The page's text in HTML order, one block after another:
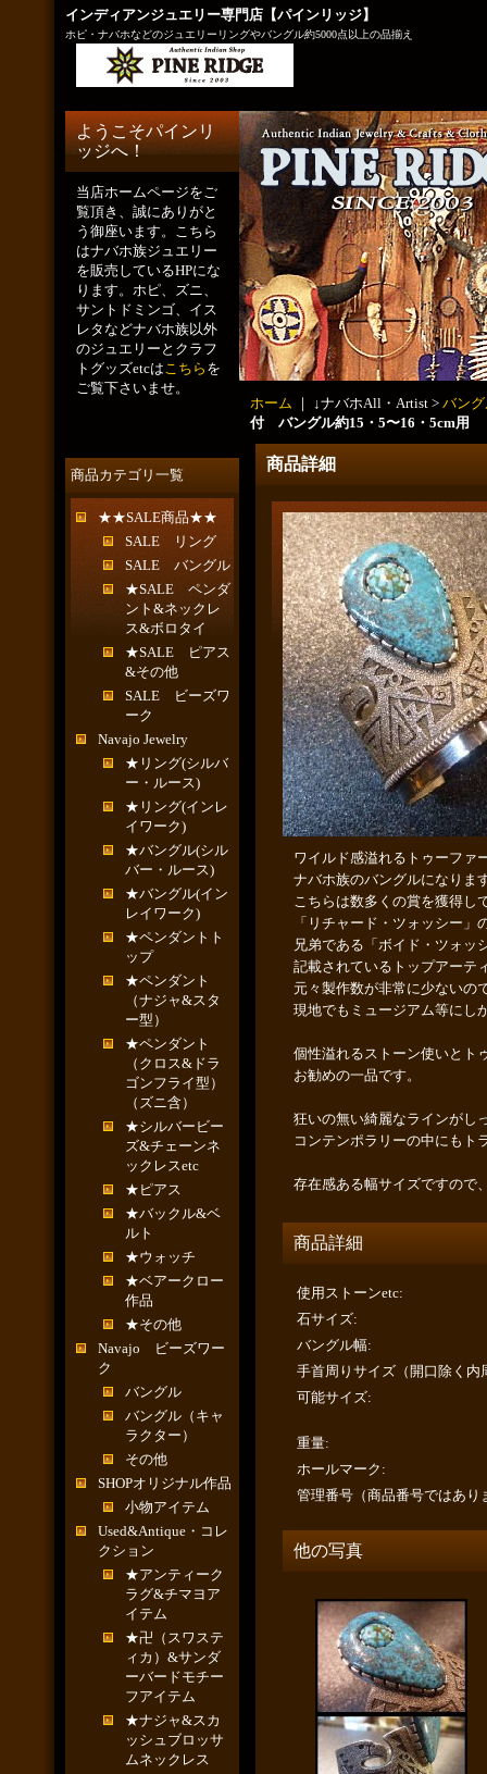
インディアンジュエリー専門店【パインリッジ】
ホピ・ナバホなどのジュエリーリングやバングル約5000点以上の品揃え
ようこそパインリ
ッジへ！
当店ホームページをご
覧頂き、誠にありがと
う御座います。こちら
はナバホ族ジュエリー
を販売しているHPにな
ります。ホピ、ズニ、
サントドミンゴ、イス
レタなどナバホ族以外
のジュエリーとクラフ
トグッズetcはこちら を
ご覧下さいませ。
商品カテゴリ一覧
★★SALE商品★★
SALE リング
SALE バングル
★SALE ペンダ
ント&ネックレ
ス&ボロタイ
★SALE ピアス
&その他
SALE ビーズワ
ーク
Navajo Jewelry
★リング(シルバ
ー・ルース)
★リング(インレ
イワーク)
★バングル(シル
バー・ルース)
★バングル(イン
レイワーク)
★ペンダントト
ップ
★ペンダント
（ナジャ&スタ
ー型）
★ペンダント
（クロス&ドラ
ゴンフライ型）
（ズニ含）
★シルバービー
ズ&チェーンネ
ックレスetc
★ピアス
★バックル&ベ
ルト
★ウォッチ
★ベアークロー
作品
★その他
Navajo ビーズワー
ク
バングル
バングル（キャ
ラクター）
その他
SHOPオリジナル作品
小物アイテム
Used&Antique・コレ
クション
★アンティーク
ラグ&チマヨア
イテム
★卍（スワステ
ィカ）&サンダ
ーバードモチー
フアイテム
★ナジャ&スカ
ッシュブロッサ
ムネックレス
ホーム ｜ ↓ナバホAll・Artist > バン
付 バングル約15・5〜16・5cm用
商品詳細
ワイルド感溢れるトゥーファ
ナバホ族のバングルになりま
こちらは数多くの賞を獲得し
「リチャード・ツォッシー」
兄弟である「ボイド・ツォッ
記載されているトップアーテ
元々製作数が非常に少ないの
現地でもミュージアム等にし
個性溢れるストーン使いとト
お勧めの一品です。
狂いの無い綺麗なラインがし
コンテンポラリーの中にもト
存在感ある幅サイズですので
商品詳細
使用ストーンetc:
石サイズ:
バングル幅:
手首周りサイズ（開口除く内
可能サイズ:
重量:
ホールマーク :
管理番号（商品番号ではあり
他の写真